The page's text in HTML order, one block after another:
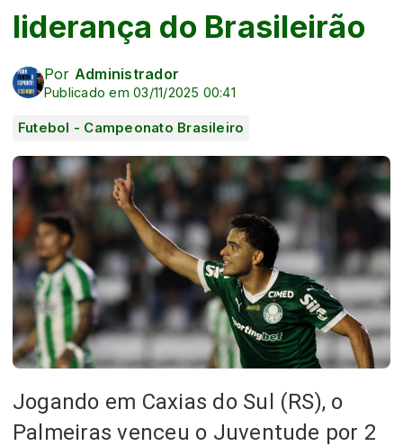
liderança do Brasileirão
Por Administrador
Publicado em 03/11/2025 00:41
Futebol - Campeonato Brasileiro
Jogando em Caxias do Sul (RS), o
Palmeiras venceu o Juventude por 2